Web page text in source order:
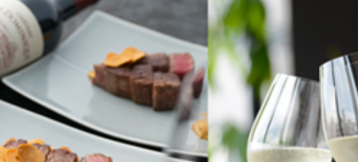
最高級の
神戸牛
ステーキ